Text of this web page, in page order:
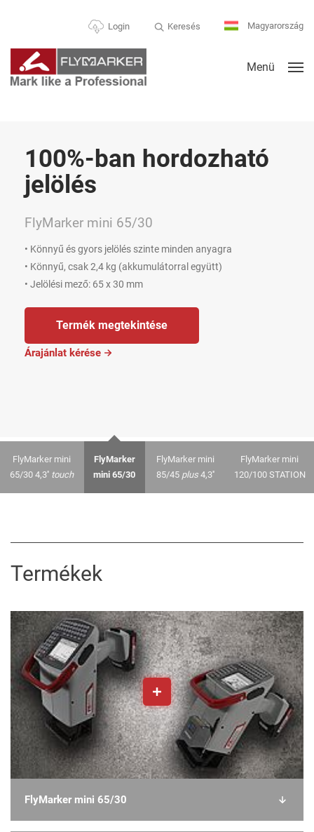
Login Keresés Magyarország
Menü
100%-ban hordozható
jelölés
FlyMarker mini 65/30
• Könnyű és gyors jelölés szinte minden anyagra
• Könnyű, csak 2,4 kg (akkumulátorral együtt)
• Jelölési mező: 65 x 30 mm
Termék megtekintése
Árajánlat kérése
FlyMarker mini
65/30 4,3'' touch
FlyMarker
mini 65/30
FlyMarker mini
85/45 plus4,3''
FlyMarker mini
120/100 STATION
Termékek
FlyMarker mini 65/30